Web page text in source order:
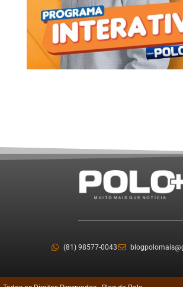
(81) 98577-0043